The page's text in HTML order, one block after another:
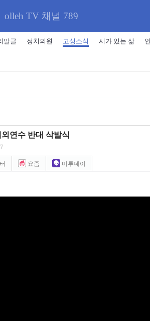
olleh TV 채널 789
말글 정치의원 고성소식 시가 있는 삶
연수 반대 삭발식
요즘 미투데이